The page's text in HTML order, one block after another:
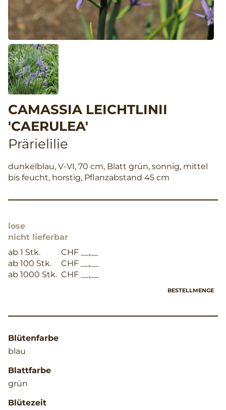
CAMASSIA LEICHTLINII
'CAERULEA'
Prärielilie
dunkelblau, V-VI, 70 cm, Blatt grün, sonnig, mittel
bis feucht, horstig, Pflanzabstand 45 cm
lose
nicht lieferbar
ab 1 Stk.
CHF __,__
ab 100 Stk.
CHF __,__
ab 1000 Stk. CHF __,__
BESTELLMENGE
Blütenfarbe
blau
Blattfarbe
grün
Blütezeit